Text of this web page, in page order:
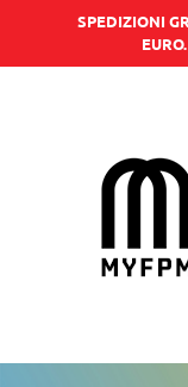
SPEDIZIONI
EURO.